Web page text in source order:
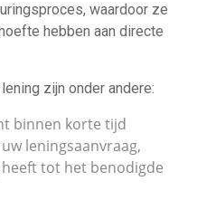
waardoor ze
hebben aan directe
zijn onder andere:
binnen korte tijd
leningsaanvraag,
tot het benodigde